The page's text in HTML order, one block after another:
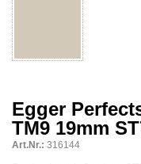
Egger
TM9 19mm
Art.Nr.: 316144